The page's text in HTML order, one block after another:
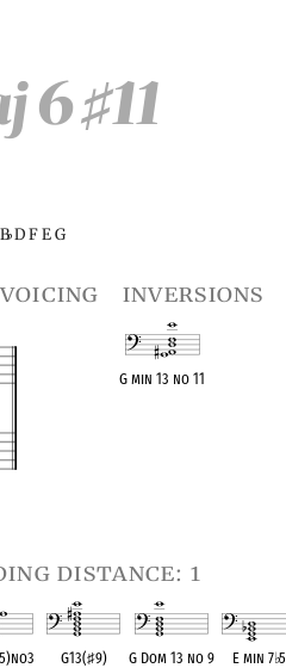
6♯11
B♭D F E G
inversions
G min 13 no 11
distance: 1
G13(♯9) G Dom 13 no 9 E min 7♭5